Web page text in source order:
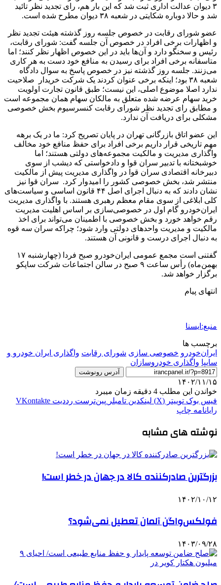
۳ دیوان عدالت اداری ثبت شد که این بار هم، رای تجدید نظر تائید
شد و حالا دوباره شکایتی در شعبه ۳۸ دیوان مطرح شده است.
عضو شورای رقابت در خصوص جلسه روز گذشته هیئت تجدید نظر
و اظهارات برخی افراد در خصوص آن جلسه گفت: شورای رقابت،
رئیس و سخنگو دارد و آن‌ها باید در این خصوص اظهار نظر کنند؛ اما
متاسفانه برخی افراد برای رسیدن به منافع خود دست به هر کاری
می‌زنند. جلسه روز گذشته نیز در خصوص پاسخ به سوال دادگاه
شعبه ۳۸ بود؛ اینکه برخی عنوان کردند یک شرکت خریدار صلاحیت
ندارد اصلا موضوع اصلی، این نیست؛ طبق قانون تجارت اولویت
خرید سهام عرضه شده متعلق به مالکان سهام همان مجموعه است
و مطابق رای تجدید نظر شورای رقابت کنسرسیوم بخش خصوصی
مشکلی برای دریافت آن ندارد.
این عضو اتاق بازرگانی تهران در پایان تصریح کرد: ما در یک برهه
مهم تاریخی قرار داریم برخی افراد برای حفظ منافع خود مخالف
واگذاری مدیریت و مالکیت مجموعه‌های دولتی هستند؛ اما
خوشبختانه با تدبیر سران قوا و دادخواستی که دیشب از سوی
دبیرخانه اقتصادی سران قوا در واگذاری مدیریت پیش از مالکیت
منتشر شد، بخش خصوصی کشور را امیدوار کرد. سران قوا نیز
نشان دادند که به دنبال اجرای اصل ۴۴ قانون اساسی و سیاست‌های
کلی ابلاغی از سوی مقام معظم رهبری هستند. با واگذاری مدیریت
ایران‌خودرو گام اول در خصوصی‌سازی بر اساس اهلیت مدیریت
رقم خواهد خورد و بخش خصوصی با اطمینان می‌تواند برای اخذ
مالکیت و مدیریت واحدهای دولتی وارد شود؛ چراکه سران سه قوه
به دنبال اجرای درست و قانونی آن هستند.
گفتنی است مجمع عمومی ایران‌خودرو صبح فردا (چهارشنبه ۱۷
بهمن‌ماه) رأس ساعت ۹ صبح در سالن اجتماعات شرکت ساپکو
برگزار خواهد شد.
انتهای پیام
منبع:ایسنا
برچسب ها
ايران‌خودرو خصوصی سازی شورای رقابت واگذاری ایران خودرو و
سایپا واگذاری خودروسازان
آدرس رونوشت
۱۴۰۲/۱۱/۱۵
خواندن این مطلب 4 دقیقه زمان میبرد
فیس بوک توییتر (X) لینکدین ‫تامبلر ‫پین‌ترست ‫رددیت ‫VKontakte
رایانامه چاپ
نوشته های مشابه
بزرگترین صادرکننده کالا در جهان در خطر است!
۱۴۰۲/۱۰/۱۲
فولکس‌واگن آلمان تعطیل نمی‌شود؟
۱۴۰۳/۰۹/۲۸